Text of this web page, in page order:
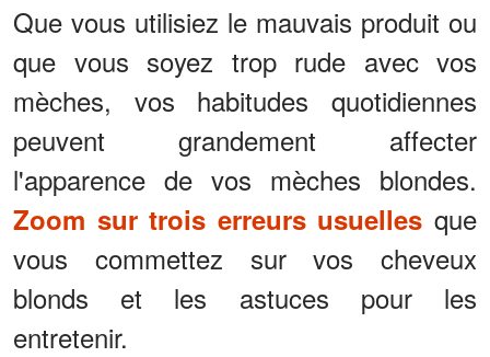
Que vous utilisiez le mauvais produit ou
que vous soyez trop rude avec vos
mèches, vos habitudes quotidiennes
peuvent grandement affecter
l'apparence de vos mèches blondes.
Zoom sur trois erreurs usuelles que
vous commettez sur vos cheveux
blonds et les astuces pour les
entretenir.